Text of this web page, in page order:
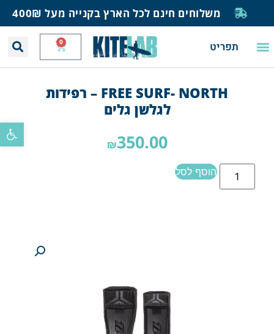
פתח
משלוחים חינם לכל הארץ בקנייה מעל 400₪
תפריט 0
FREE SURF- NORTH – רפידות
לגלשן גלים
₪350.00
הוסף לסל